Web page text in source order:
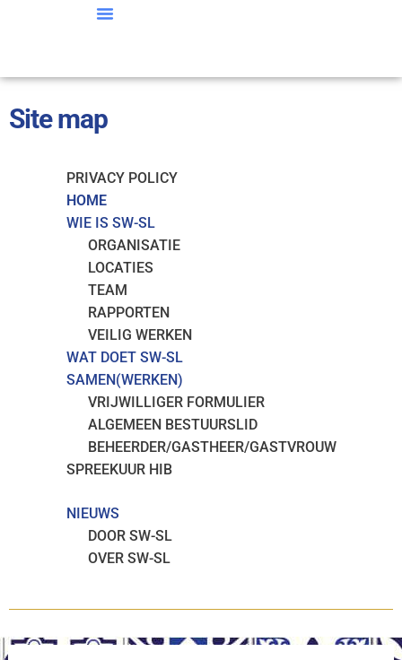
inhoud
Site map
PRIVACY POLICY
HOME
WIE IS SW-SL
ORGANISATIE
LOCATIES
TEAM
RAPPORTEN
VEILIG WERKEN
WAT DOET SW-SL
SAMEN(WERKEN)
VRIJWILLIGER FORMULIER
ALGEMEEN BESTUURSLID
BEHEERDER/GASTHEER/GASTVROUW
SPREEKUUR HIB
NIEUWS
DOOR SW-SL
OVER SW-SL